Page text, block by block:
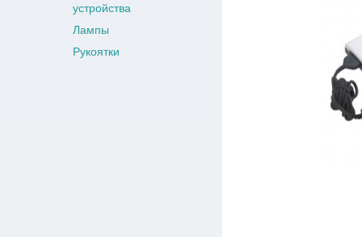
устройства
Лампы
Рукоятки